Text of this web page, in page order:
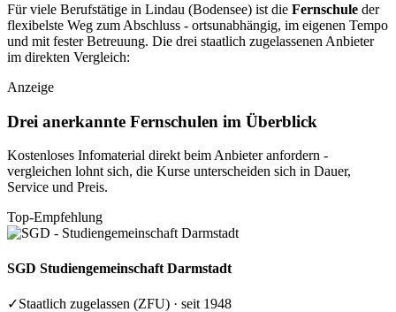
Für viele Berufstätige in Lindau (Bodensee) ist die Fernschule der
flexibelste Weg zum Abschluss - ortsunabhängig, im eigenen Tempo
und mit fester Betreuung. Die drei staatlich zugelassenen Anbieter
im direkten Vergleich:
Anzeige
Drei anerkannte Fernschulen im Überblick
Kostenloses Infomaterial direkt beim Anbieter anfordern -
vergleichen lohnt sich, die Kurse unterscheiden sich in Dauer,
Service und Preis.
Top-Empfehlung
SGD Studiengemeinschaft Darmstadt
✓Staatlich zugelassen (ZFU) · seit 1948